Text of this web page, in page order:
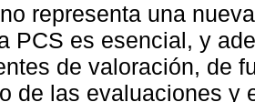
representa una
PCS es esencial, y
de valoración, de
de las evaluaciones y